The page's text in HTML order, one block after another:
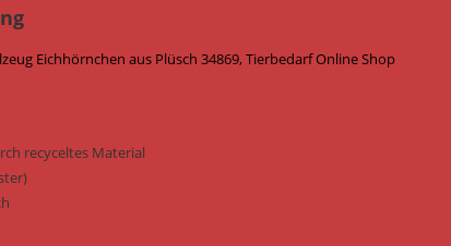
Eichhörnchen aus Plüsch 34869, Tierbedarf Online Shop
recyceltes Material